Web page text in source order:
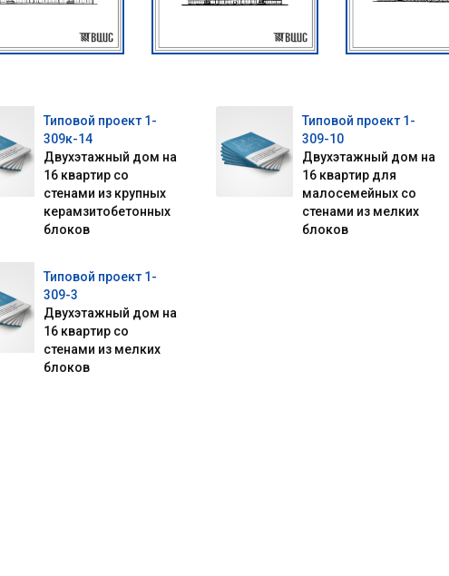
Типовой проект 1-
309к-14
Двухэтажный дом на
16 квартир со
стенами из крупных
керамзитобетонных
блоков
Типовой проект 1-
309-10
Двухэтажный дом на
16 квартир для
малосемейных со
стенами из мелких
блоков
Типовой проект 1-
309-3
Двухэтажный дом на
16 квартир со
стенами из мелких
блоков